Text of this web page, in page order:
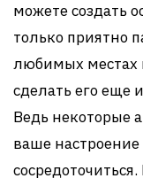
можете создать
только приятно
любимых местах
сделать его еще
Ведь некоторые
ваше